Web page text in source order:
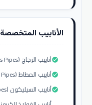
الأنابيب المتخصصة
أنابيب الزجاج (Glass Pipes) (للمختبرات)check_circle
أنابيب المطاط (Rubber Pipes)check_circle
أنابيب السيليكون (Silicon Pipes)check_circle